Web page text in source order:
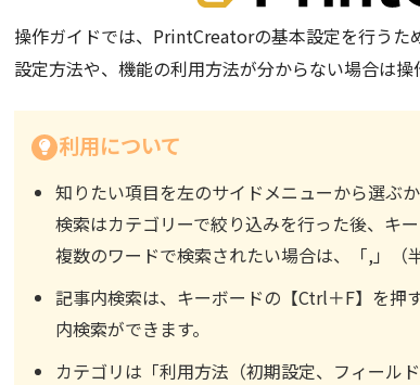
操作ガイドでは、PrintCreatorの基本設定を行うた
設定方法や、機能の利用方法が分からない場合は操
利用について
知りたい項目を左のサイドメニューから選ぶ
検索はカテゴリーで絞り込みを行った後、キ
複数のワードで検索されたい場合は、「,」（
記事内検索は、キーボードの【Ctrl＋F】を押
内検索ができます。
カテゴリは「利用方法（初期設定、フィール